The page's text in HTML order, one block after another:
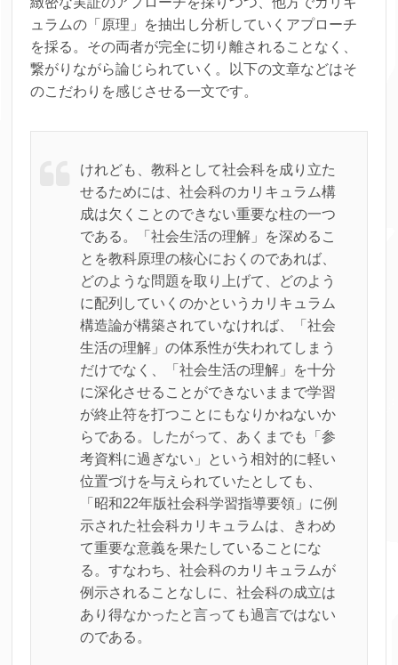
ュラムの「原理」を抽出し分析していくアプローチ
を採る。その両者が完全に切り離されることなく、
繋がりながら論じられていく。以下の文章などはそ
のこだわりを感じさせる一文です。
けれども、教科として社会科を成り立た
せるためには、社会科のカリキュラム構
成は欠くことのできない重要な柱の一つ
である。「社会生活の理解」を深めるこ
とを教科原理の核心におくのであれば、
どのような問題を取り上げて、どのよう
に配列していくのかというカリキュラム
構造論が構築されていなければ、「社会
生活の理解」の体系性が失われてしまう
だけでなく、「社会生活の理解」を十分
に深化させることができないままで学習
が終止符を打つことにもなりかねないか
らである。したがって、あくまでも「参
考資料に過ぎない」という相対的に軽い
位置づけを与えられていたとしても、
「昭和22年版社会科学習指導要領」に例
示された社会科カリキュラムは、きわめ
て重要な意義を果たしていることにな
る。すなわち、社会科のカリキュラムが
例示されることなしに、社会科の成立は
あり得なかったと言っても過言ではない
のである。